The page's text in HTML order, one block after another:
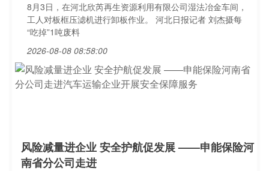
8月3日，在河北欣芮再生资源利用有限公司湿法冶金车间，
工人对板框压滤机进行卸板作业。 河北日报记者 刘杰摄每
“吃掉”1吨废料
2026-08-08 08:58:00
风险减量进企业 安全护航促发展 ——申能保险河
南省分公司走进